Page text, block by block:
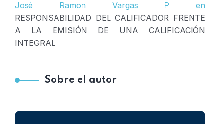
José Ramon Vargas P en
RESPONSABILIDAD DEL CALIFICADOR FRENTE
A LA EMISIÓN DE UNA CALIFICACIÓN
INTEGRAL
Sobre el autor